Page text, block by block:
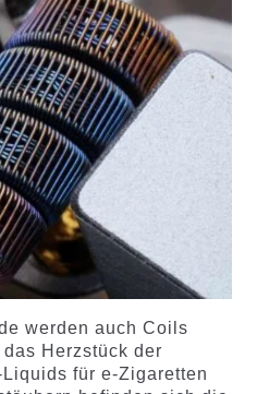
werden auch Coils
Herzstück der
für e-Zigaretten